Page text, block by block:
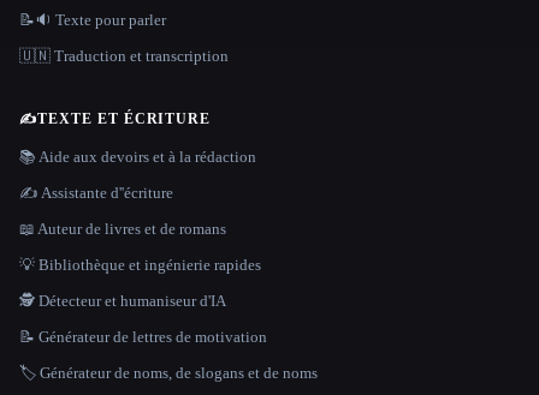
📝🔉 Texte pour parler
🇺🇳 Traduction et transcription
✍️TEXTE ET ÉCRITURE
📚 Aide aux devoirs et à la rédaction
✍️ Assistante d''écriture
📖 Auteur de livres et de romans
💡 Bibliothèque et ingénierie rapides
🕵️ Détecteur et humaniseur d'IA
📝 Générateur de lettres de motivation
🏷️ Générateur de noms, de slogans et de noms